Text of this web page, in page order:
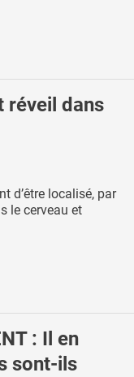
réveil dans
d’être localisé, par
le cerveau et
: Il en
sont-ils